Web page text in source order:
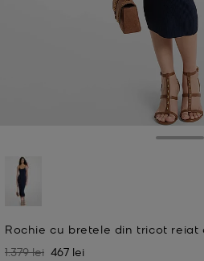
Rochie cu bretele din tricot reiat
A fost
1.379 lei Acum
467 lei